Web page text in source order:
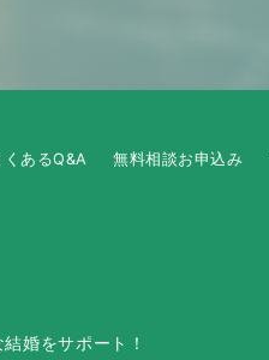
くあるQ&A 無料相談お申込み
婚をサポート！